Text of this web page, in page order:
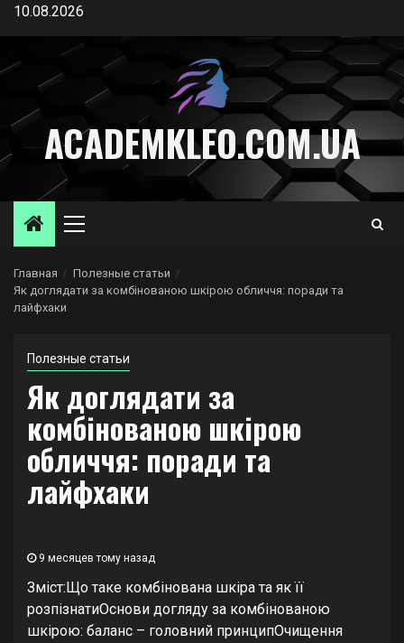
Перейти
содержимому
10.08.2026
ACADEMKLEO.COM.UA
Основное
Главная
Полезные статьи
Як доглядати за комбінованою шкірою обличчя: поради та
лайфхаки
Полезные статьи
Як доглядати за
комбінованою шкірою
обличчя: поради та
лайфхаки
9 месяцев тому назад
Зміст:Що таке комбінована шкіра та як її
розпізнатиОснови догляду за комбінованою
шкірою: баланс – головний принципОчищення